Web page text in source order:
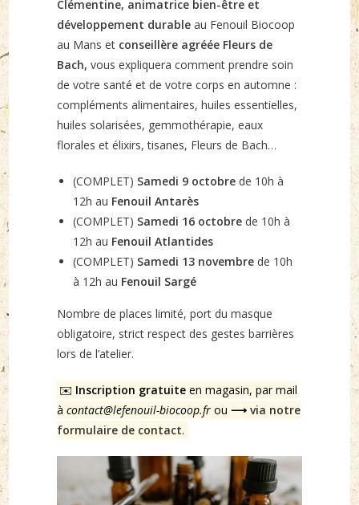
Clémentine, animatrice bien-être et
développement durable au Fenouil Biocoop
au Mans et conseillère agréée Fleurs de
Bach, vous expliquera comment prendre soin
de votre santé et de votre corps en automne :
compléments alimentaires, huiles essentielles,
huiles solarisées, gemmothérapie, eaux
florales et élixirs, tisanes, Fleurs de Bach…
(COMPLET) Samedi 9 octobre de 10h à
12h au Fenouil Antarès
(COMPLET) Samedi 16 octobre de 10h à
12h au Fenouil Atlantides
(COMPLET) Samedi 13 novembre de 10h
à 12h au Fenouil Sargé
Nombre de places limité, port du masque
obligatoire, strict respect des gestes barrières
lors de l’atelier.
✉️ Inscription gratuite en magasin, par mail
àcontact@lefenouil-biocoop.fr ou⟶ via notre
formulaire de contact.